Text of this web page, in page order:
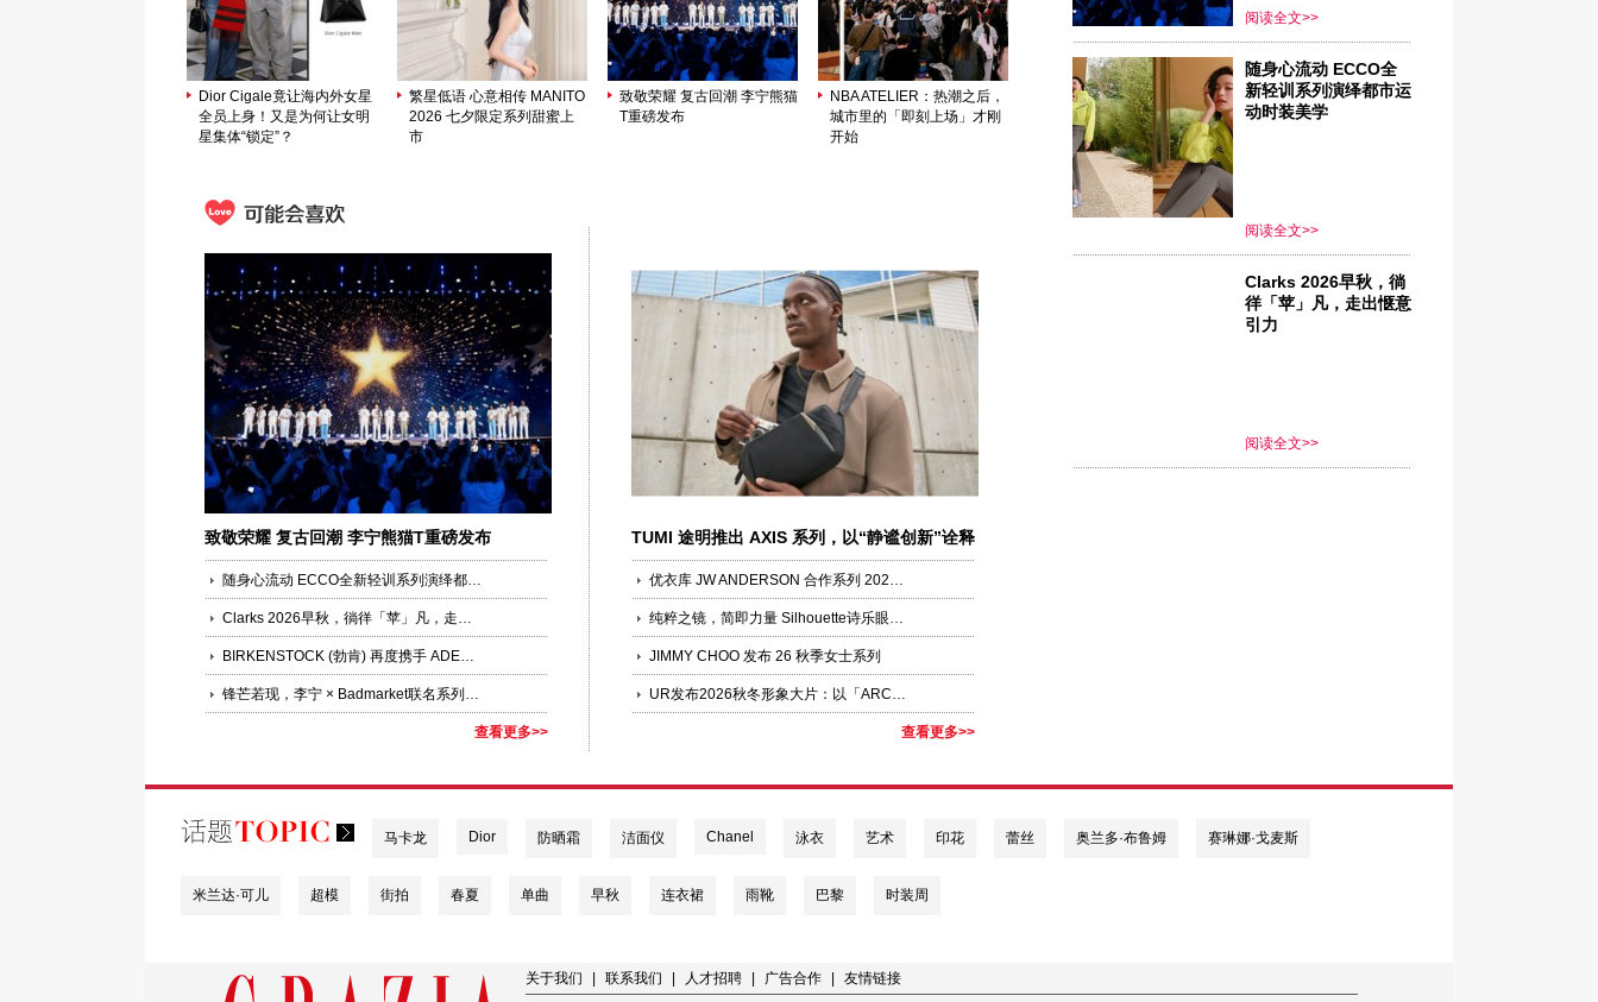
Dior Cigale竟让海内外女星
全员上身！又是为何让女明
星集体“锁定”？
繁星低语 心意相传 MANITO
2026 七夕限定系列甜蜜上
市
致敬荣耀 复古回潮 李宁熊猫
T重磅发布
NBA ATELIER：热潮之后，
城市里的「即刻上场」才刚
开始
致敬荣耀 复古回潮 李宁熊猫T重磅发布
随身心流动 ECCO全新轻训系列演绎都市运动时装美学
Clarks 2026早秋，徜徉「苹」凡，走出惬意引力
BIRKENSTOCK (勃肯) 再度携手 ADERERROR，重新诠释经典 BOSTON
锋芒若现，李宁 × Badmarket联名系列以击剑灵感谱写复古运动美学新章
查看更多>>
TUMI 途明推出 AXIS 系列，以“静谧创新”诠释
现代生活新风尚
优衣库 JW ANDERSON 合作系列 2026 早秋新品 焕彩上市
纯粹之镜，简即力量 Silhouette诗乐眼镜全新Pure Visionary系列，以极简建筑艺术诠释轻盈力量
JIMMY CHOO 发布 26 秋季女士系列
UR发布2026秋冬形象大片：以「ARCHITECTURE 建筑」为题，构筑风格永续的时装美学
查看更多>>
阅读全文>>
随身心流动 ECCO全
新轻训系列演绎都市运
动时装美学
阅读全文>>
Clarks 2026早秋，徜
徉「苹」凡，走出惬意
引力
阅读全文>>
马卡龙 Dior 防晒霜 洁面仪 Chanel 泳衣 艺术 印花 蕾丝 奥兰多·布鲁姆 赛琳娜·戈麦斯
米兰达·可儿 超模 街拍 春夏 单曲 早秋 连衣裙 雨靴 巴黎 时装周
关于我们 联系我们 人才招聘 广告合作 友情链接